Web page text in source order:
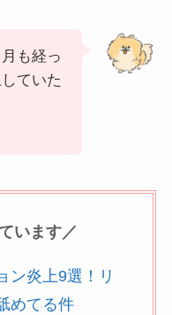
も経っ
ていた
います／
ン炎上9選！リ
めてる件